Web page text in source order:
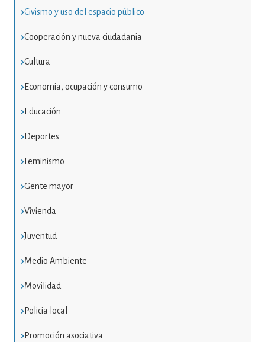
Civismo y uso del espacio público
Cooperación y nueva ciudadania
Cultura
Economia, ocupación y consumo
Educación
Deportes
Feminismo
Gente mayor
Vivienda
Juventud
Medio Ambiente
Movilidad
Policia local
Promoción asociativa